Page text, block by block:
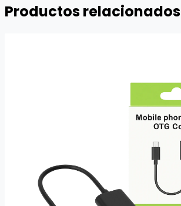
Productos relacionados